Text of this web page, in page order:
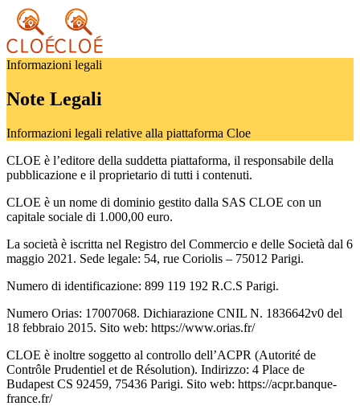
Informazioni legali
Note Legali
Informazioni legali relative alla piattaforma Cloe
CLOE è l’editore della suddetta piattaforma, il responsabile della
pubblicazione e il proprietario di tutti i contenuti.
CLOE è un nome di dominio gestito dalla SAS CLOE con un
capitale sociale di 1.000,00 euro.
La società è iscritta nel Registro del Commercio e delle Società dal 6
maggio 2021. Sede legale: 54, rue Coriolis – 75012 Parigi.
Numero di identificazione: 899 119 192 R.C.S Parigi.
Numero Orias: 17007068. Dichiarazione CNIL N. 1836642v0 del
18 febbraio 2015. Sito web: https://www.orias.fr/
CLOE è inoltre soggetto al controllo dell’ACPR (Autorité de
Contrôle Prudentiel et de Résolution). Indirizzo: 4 Place de
Budapest CS 92459, 75436 Parigi. Sito web: https://acpr.banque-
france.fr/